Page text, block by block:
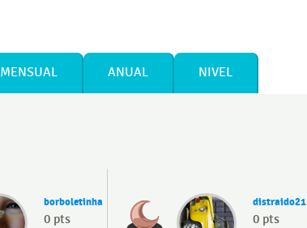
MENSUAL ANUAL NIVEL
borboletinha
0 pts
distraido21
0 pts